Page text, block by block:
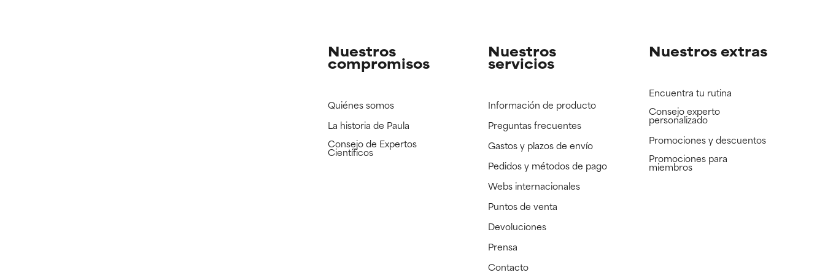
Nuestros
compromisos
Quiénes somos
La historia de Paula
Consejo de Expertos
Científicos
Nuestros
servicios
Información de producto
Preguntas frecuentes
Gastos y plazos de envío
Pedidos y métodos de pago
Webs internacionales
Puntos de venta
Devoluciones
Prensa
Contacto
Nuestros extras
Encuentra tu rutina
Consejo experto
personalizado
Promociones y descuentos​
Promociones para
miembros